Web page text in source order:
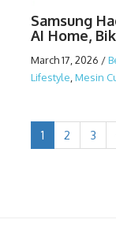
Samsung
AI Home,
March 17, 2026 /
Lifestyle,Mesin
1 2 3